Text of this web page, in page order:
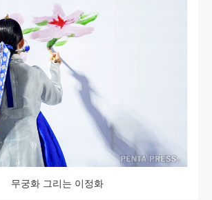
무궁화 그리는 이정화